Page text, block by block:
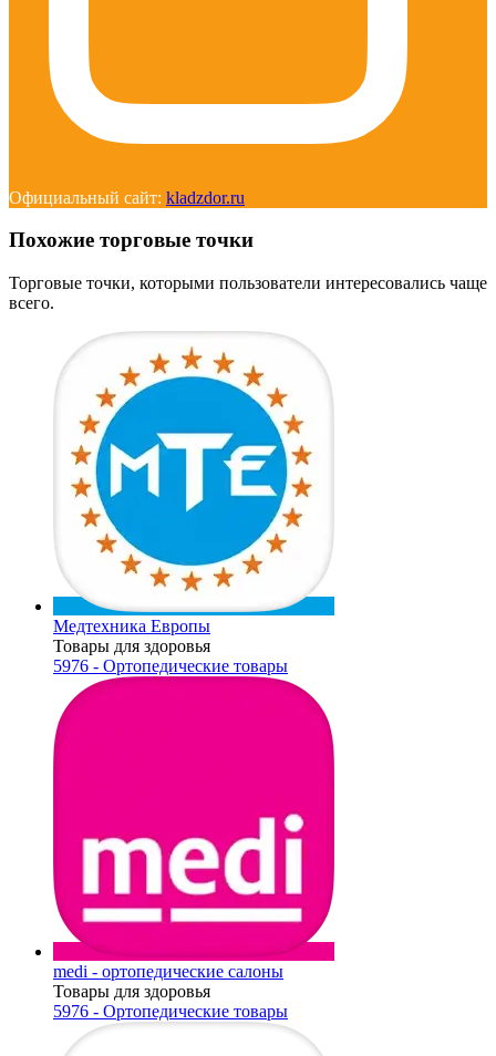
Официальный сайт: kladzdor.ru
Похожие торговые точки
Торговые точки, которыми пользователи интересовались чаще
всего.
Медтехника Европы
Товары для здоровья
5976 - Ортопедические товары
medi - ортопедические салоны
Товары для здоровья
5976 - Ортопедические товары